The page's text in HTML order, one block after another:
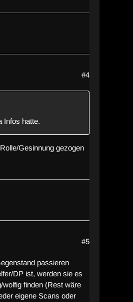
#4
Infos hatte.
Gesinnung gezogen
#5
passieren
DP ist, werden sie es
finden (Rest wäre
eigene Scans oder